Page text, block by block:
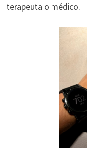
terapeuta o médico.